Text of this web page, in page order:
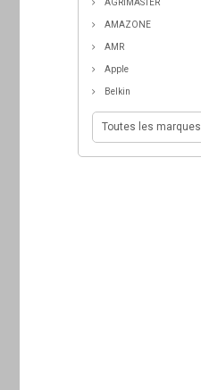
AGRIMASTER
AMAZONE
AMR
Apple
Belkin
Toutes les marques